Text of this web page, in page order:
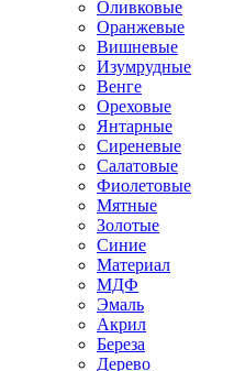
Оливковые
Оранжевые
Вишневые
Изумрудные
Венге
Ореховые
Янтарные
Сиреневые
Салатовые
Фиолетовые
Мятные
Золотые
Синие
Материал
МДФ
Эмаль
Акрил
Береза
Дерево